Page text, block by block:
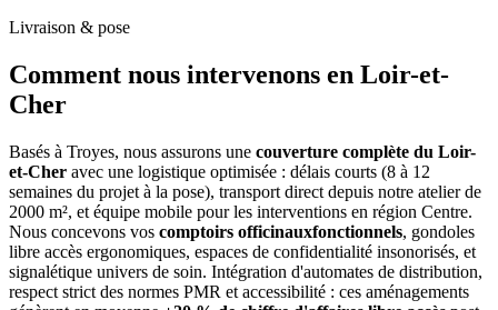
Livraison & pose
Comment nous intervenons en Loir-et-
Cher
Basés à Troyes, nous assurons une couverture complète du Loir-
et-Cher avec une logistique optimisée : délais courts (8 à 12
semaines du projet à la pose), transport direct depuis notre atelier de
2000 m², et équipe mobile pour les interventions en région Centre.
Nous concevons vos comptoirs officinauxfonctionnels, gondoles
libre accès ergonomiques, espaces de confidentialité insonorisés, et
signalétique univers de soin. Intégration d'automates de distribution,
respect strict des normes PMR et accessibilité : ces aménagements